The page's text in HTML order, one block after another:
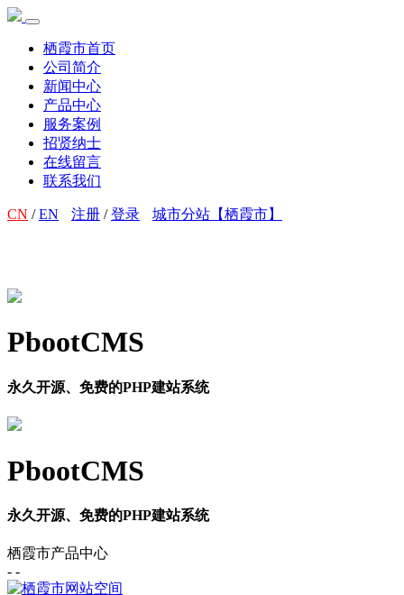
栖霞市首页
公司简介
新闻中心
产品中心
服务案例
招贤纳士
在线留言
联系我们
CN /EN 注册 /登录 城市分站【栖霞市】
PbootCMS
永久开源、免费的PHP建站系统
PbootCMS
永久开源、免费的PHP建站系统
栖霞市产品中心
- -